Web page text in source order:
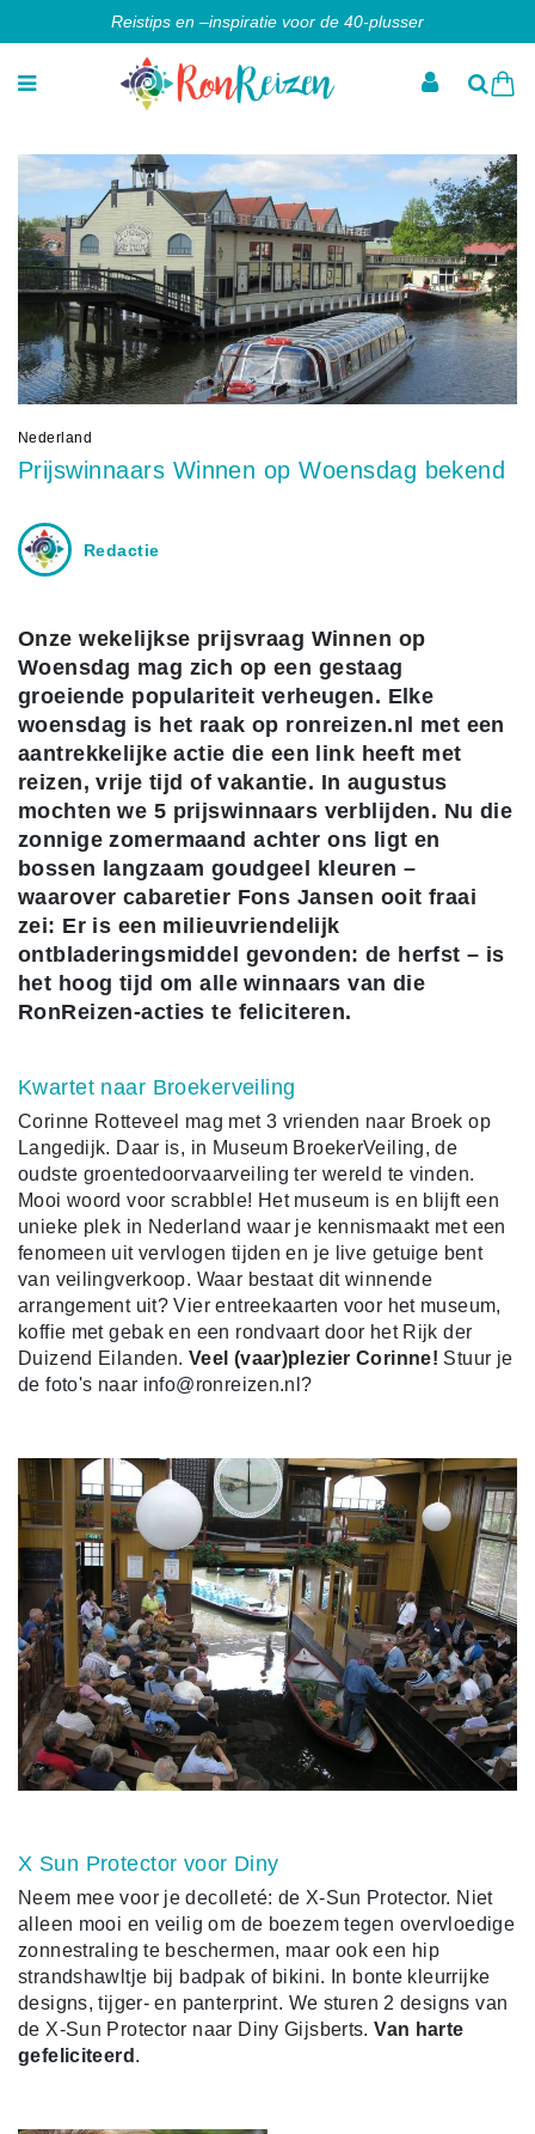
Reistips en –inspiratie voor de 40-plusser
Nederland
Prijswinnaars Winnen op Woensdag bekend
Redactie
Onze wekelijkse prijsvraag Winnen op
Woensdag mag zich op een gestaag
groeiende populariteit verheugen. Elke
woensdag is het raak op ronreizen.nl met een
aantrekkelijke actie die een link heeft met
reizen, vrije tijd of vakantie. In augustus
mochten we 5 prijswinnaars verblijden. Nu die
zonnige zomermaand achter ons ligt en
bossen langzaam goudgeel kleuren –
waarover cabaretier Fons Jansen ooit fraai
zei: Er is een milieuvriendelijk
ontbladeringsmiddel gevonden: de herfst – is
het hoog tijd om alle winnaars van die
RonReizen-acties te feliciteren.
Kwartet naar Broekerveiling
Corinne Rotteveel mag met 3 vrienden naar Broek op
Langedijk. Daar is, in Museum BroekerVeiling, de
oudste groentedoorvaarveiling ter wereld te vinden.
Mooi woord voor scrabble! Het museum is en blijft een
unieke plek in Nederland waar je kennismaakt met een
fenomeen uit vervlogen tijden en je live getuige bent
van veilingverkoop. Waar bestaat dit winnende
arrangement uit? Vier entreekaarten voor het museum,
koffie met gebak en een rondvaart door het Rijk der
Duizend Eilanden. Veel (vaar)plezier Corinne! Stuur je
de foto's naar info@ronreizen.nl?
X Sun Protector voor Diny
Neem mee voor je decolleté: de X-Sun Protector. Niet
alleen mooi en veilig om de boezem tegen overvloedige
zonnestraling te beschermen, maar ook een hip
strandshawltje bij badpak of bikini. In bonte kleurrijke
designs, tijger- en panterprint. We sturen 2 designs van
de X-Sun Protector naar Diny Gijsberts.Van harte
gefeliciteerd .